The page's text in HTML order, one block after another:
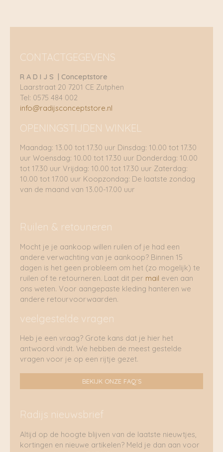
CONTACTGEGEVENS
R A D I J S | Conceptstore
Laarstraat 20 7201 CE Zutphen
Tel: 0575 484 002
info@radijsconceptstore.nl
OPENINGSTIJDEN WINKEL
Maandag: 13.00 tot 17.30 uur Dinsdag: 10.00 tot 17.30
uur Woensdag: 10.00 tot 17.30 uur Donderdag: 10.00
tot 17.30 uur Vrijdag: 10.00 tot 17.30 uur Zaterdag:
10.00 tot 17.00 uur Koopzondag: De laatste zondag
van de maand van 13.00-17.00 uur
Ruilen & retouneren
Mocht je je aankoop willen ruilen of je had een
andere verwachting van je aankoop? Binnen 15
dagen is het geen probleem om het (zo mogelijk) te
ruilen of te retourneren. Laat dit per mail even aan
ons weten. Voor aangepaste kleding hanteren we
andere retourvoorwaarden.
veelgestelde vragen
Heb je een vraag? Grote kans dat je hier het
antwoord vindt. We hebben de meest gestelde
vragen voor je op een rijtje gezet.
BEKIJK ONZE FAQ'S
Radijs nieuwsbrief
Altijd op de hoogte blijven van de laatste nieuwtjes,
kortingen en nieuwe artikelen? Meld je dan aan voor